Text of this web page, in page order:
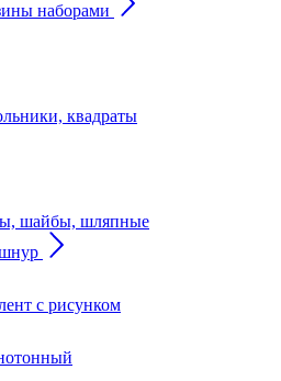
наборами
квадраты
шайбы, шляпные
с рисунком